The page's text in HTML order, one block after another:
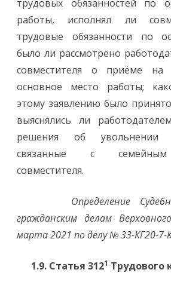
трудовых обязанностей по
работы, исполнял ли
трудовые обязанности по
было ли рассмотрено
совместителя о приёме
основное место работы;
этому заявлению было
выяснялись ли
решения об увольнении
связанные с
совместителя.
Определение
гражданским делам
марта 2021 по делу № 33-КГ20-7-
1.9. Статья 3121 Трудового